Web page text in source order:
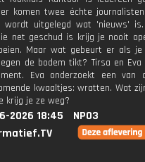
komen twee échte
wordt uitgelegd wat 'nieuws'
net geschud is krijg je nooit
Maar wat gebeurt er als je
de bodem tikt? Tirsa en Eva
Eva onderzoekt een van
kwaaltjes: wratten. Wat
krijg je ze weg?
2026 18:45
NPO3